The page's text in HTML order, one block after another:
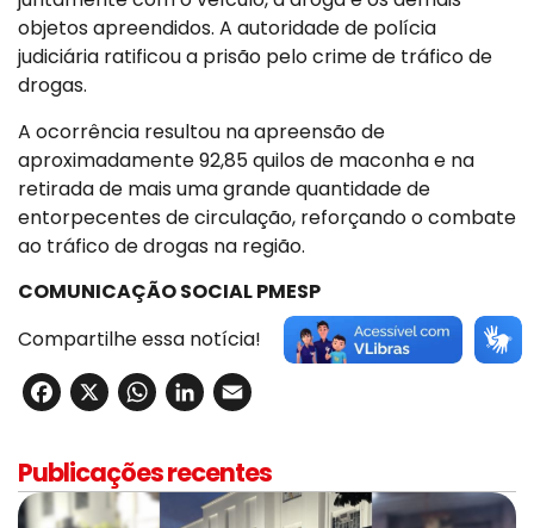
objetos apreendidos. A autoridade de polícia
judiciária ratificou a prisão pelo crime de tráfico de
drogas.
A ocorrência resultou na apreensão de
aproximadamente 92,85 quilos de maconha e na
retirada de mais uma grande quantidade de
entorpecentes de circulação, reforçando o combate
ao tráfico de drogas na região.
COMUNICAÇÃO SOCIAL PMESP
Compartilhe essa notícia!
Facebook
X WhatsApp
LinkedIn
Publicações recentes